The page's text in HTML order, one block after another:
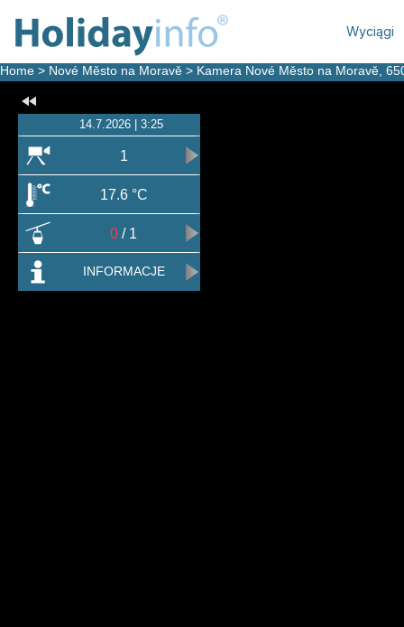
14.7.2026 | 3:25
1
17.6 °C
0 / 1
INFORMACJE
Wyciągi
Home > Nové Město na Moravě > Kamera Nové Město na Moravě ,